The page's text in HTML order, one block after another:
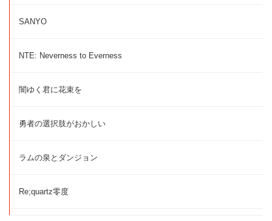
SANYO
NTE: Neverness to Everness
闇ゆく君に花束を
勇者の選択肢がおかしい
ラムの泉とダンジョン
Re;quartz零度